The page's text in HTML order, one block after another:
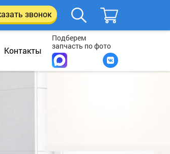
Контакты
Подберем
запчасть по фото
звонок